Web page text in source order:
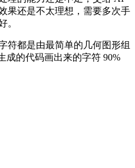
果还是不太理想，需要多次手
。
符都是由最简单的几何图形组
成的代码画出来的字符 90%